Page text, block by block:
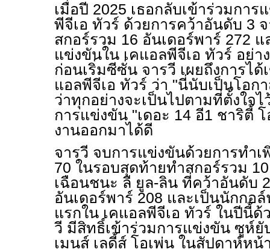
เมื่อปี 2025 เธอกลับเข้าร่วมกา
พีจีเอ ทัวร์ ด้วยการคว้าอันดับ 3
สกอร์รวม 16 อันเดอร์พาร์ 272
แข่งขันใน เคแอลพีจีเอ ทัวร์ อย่า
ก่อนเริ่มซีซั่น จารวี เผยถึงการไ
แอลพีจีเอ ทัวร์ ว่า "นี่นับเป็นโอก
ว่าทุกอย่างจะเป็นไปตามที่ตั้งใจ
การแข่งขัน "เดอะ 14 อี1 ชาริตี้
งานออกมาได้ดี
จารวี จบการแข่งขันด้วยการทำเ
70 ในรอบสุดท้ายทำสกอร์รวม
เฉือนชนะ ลี ยูล-ลิน ที่คว้าอันดับ
อันเดอร์พาร์ 208 และเป็นนักก
แรกใน เคแอลพีจีเอ ทัวร์ ในปีนี้
วี มีสิทธิ์เข้าร่วมการแข่งขัน ซูห์ยั
เมนส์ เลดี้ส์ โอเพ่น ในสัปดาห์หน้